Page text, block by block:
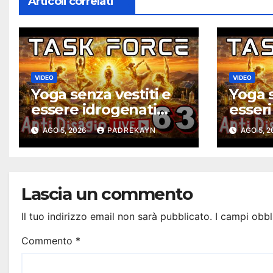
VIDEO
Yoga senza vestiti e
essere idrogenati
solari – Task Force
Antidisagio ep. 63
AGO 5, 2026 PADREKAYN
VIDEO
Yoga
solari
AGO 5,
Lascia un commento
Il tuo indirizzo email non sarà pubblicato. I campi
Commento *